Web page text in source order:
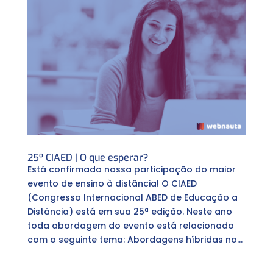
25º CIAED | O que esperar?
Está confirmada nossa participação do maior
evento de ensino à distância! O CIAED
(Congresso Internacional ABED de Educação a
Distância) está em sua 25ª edição. Neste ano
toda abordagem do evento está relacionado
com o seguinte tema: Abordagens híbridas no...